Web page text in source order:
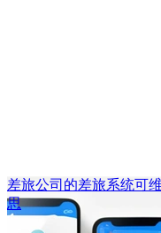
差旅公司的差旅系统可
思